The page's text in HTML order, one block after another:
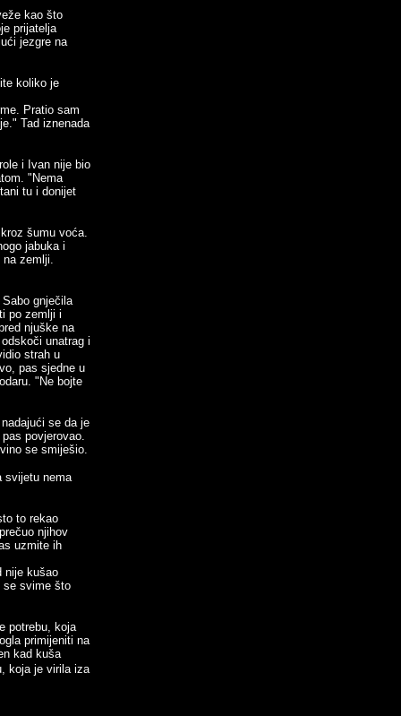
kao što
prijatelja
jezgre na
koliko je
Pratio sam
Tad iznenada
i Ivan nije bio
"Nema
tu i donijet
šumu voća.
jabuka i
zemlji.
gnječila
po zemlji i
njuške na
unatrag i
strah u
pas sjedne u
"Ne bojte
se da je
povjerovao.
se smiješio.
svijetu nema
to rekao
njihov
uzmite ih
nije kušao
se svime što
potrebu, koja
primijeniti na
kad kuša
koja je virila iza